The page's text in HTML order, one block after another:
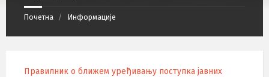
Почетна Информације
Правилник о ближем уређивању поступка јавних